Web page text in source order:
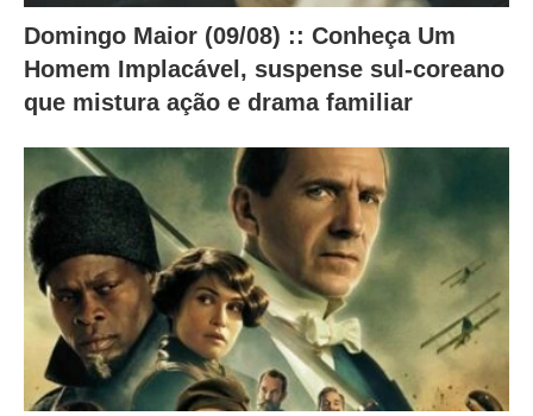
d
o
a
b
a
x
o
Domingo Maior (09/08) :: Conheça Um
Homem Implacável, suspense sul-coreano
que mistura ação e drama familiar